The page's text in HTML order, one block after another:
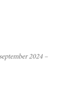
2024 –